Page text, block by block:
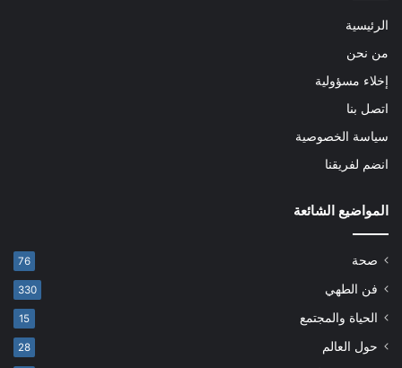
الرئيسية
من نحن
إخلاء مسؤولية
اتصل بنا
سياسة الخصوصية
انضم لفريقنا
المواضيع الشائعة
صحة 76
فن الطهي 330
الحياة والمجتمع 15
حول العالم 28